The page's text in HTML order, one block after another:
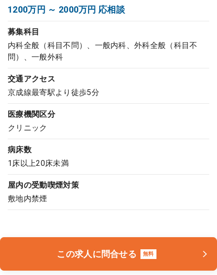
成功事例
転職ノウハウ
受付時間
0120-337-613
DtoDとは
1200万円 ～ 2000万円 応相談
募集科目
内科全般（科目不問）、一般内科、外科全般（科目不
問）、一般外科
交通アクセス
京成線最寄駅より徒歩5分
医療機関区分
クリニック
病床数
1床以上20床未満
屋内の受動喫煙対策
敷地内禁煙
この求人に問合せる 無料